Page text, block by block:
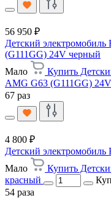
56 950 ₽
Детский
(G111GG) 24V черный
Мало
Купить
AMG G63 (G111GG)
67 раз
4 800 ₽
Детский
Мало
Купить
красный
54 раза